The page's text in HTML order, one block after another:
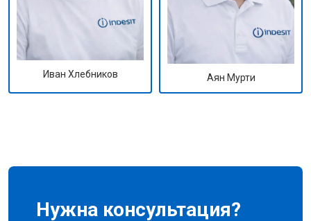
Иван Хлебников Аян Мурти
Нужна консультация?